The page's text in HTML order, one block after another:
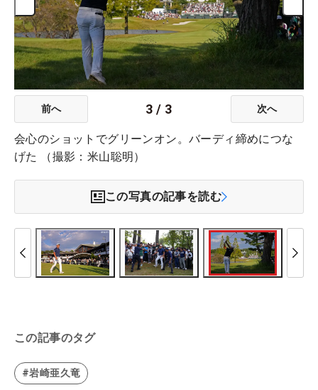
前へ 3 / 3 次へ
会心のショットでグリーンオン。バーディ締めにつな
げた （撮影：米山聡明）
この写真の記事を読む
この記事のタグ
#岩崎亜久竜